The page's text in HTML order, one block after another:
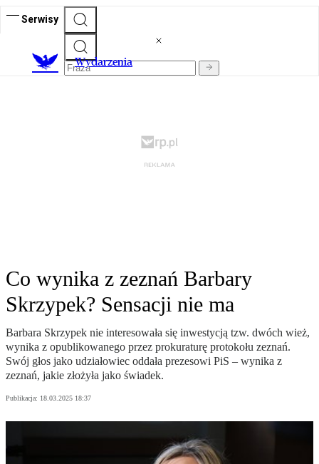
Serwisy
Wydarzenia
Co wynika z zeznań Barbary
Skrzypek? Sensacji nie ma
Barbara Skrzypek nie interesowała się inwestycją tzw. dwóch wież,
wynika z opublikowanego przez prokuraturę protokołu zeznań.
Swój głos jako udziałowiec oddała prezesowi PiS – wynika z
zeznań, jakie złożyła jako świadek.
Publikacja: 18.03.2025 18:37